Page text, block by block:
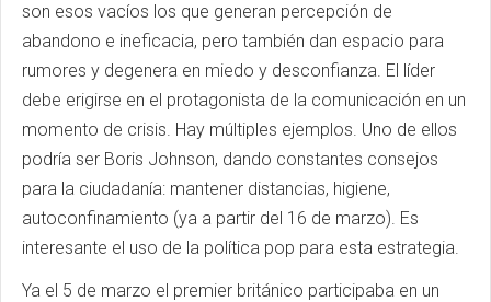
son esos vacíos los que generan percepción de
abandono e ineficacia, pero también dan espacio para
rumores y degenera en miedo y desconfianza. El líder
debe erigirse en el protagonista de la comunicación en un
momento de crisis. Hay múltiples ejemplos. Uno de ellos
podría ser Boris Johnson, dando constantes consejos
para la ciudadanía: mantener distancias, higiene,
autoconfinamiento (ya a partir del 16 de marzo). Es
interesante el uso de la política pop para esta estrategia.
Ya el 5 de marzo el premier británico participaba en un